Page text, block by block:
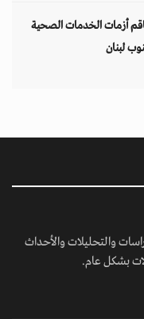
أزمات الخدمات الصحية
لبنان
والتحليلات والأحداث
بشكل عام.